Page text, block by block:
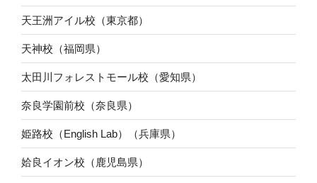
天王洲アイル校（東京都）
天神校（福岡県）
太田川フォレストモール校（愛知県）
奈良学園前校（奈良県）
姫路校（English Lab）（兵庫県）
姶良イオン校（鹿児島県）